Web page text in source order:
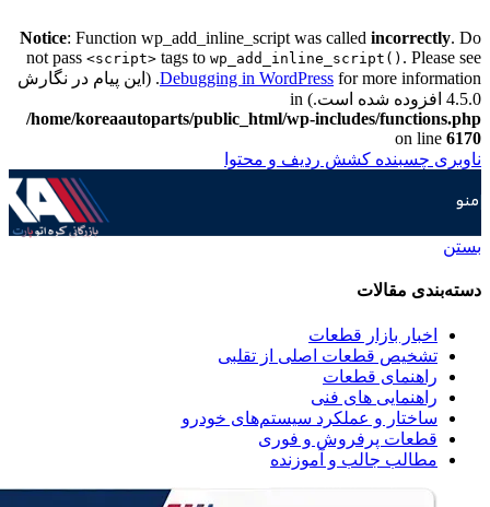
Notice: Function wp_add_inline_script was called incorrectly. Do
not pass <script> tags to wp_add_inline_script() . Please see
Debugging in WordPressfor more information. (این پیام در نگارش
4.5.0 افزوده شده است.) in
/home/koreaautoparts/public_html/wp-includes/functions.php
on line 6170
ناوبری چسبنده کشش ردیف و محتوا
منو
بستن
دسته‌بندی مقالات
اخبار بازار قطعات
تشخیص قطعات اصلی از تقلبی
راهنمای قطعات
راهنمایی های فنی
ساختار و عملکرد سیستم‌های خودرو
قطعات پرفروش و فوری
مطالب جالب و آموزنده